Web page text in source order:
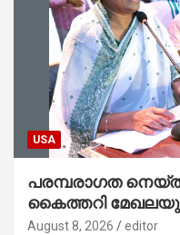
USA
പരമ്പരാഗത
കൈത്തറി
സാധ്യമാക്കും :
August 8, 2026 editor